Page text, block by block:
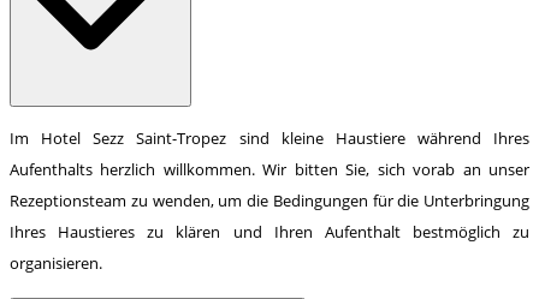
Im Hotel Sezz Saint-Tropez sind kleine Haustiere während Ihres
Aufenthalts herzlich willkommen. Wir bitten Sie, sich vorab an unser
Rezeptionsteam zu wenden, um die Bedingungen für die Unterbringung
Ihres Haustieres zu klären und Ihren Aufenthalt bestmöglich zu
organisieren.